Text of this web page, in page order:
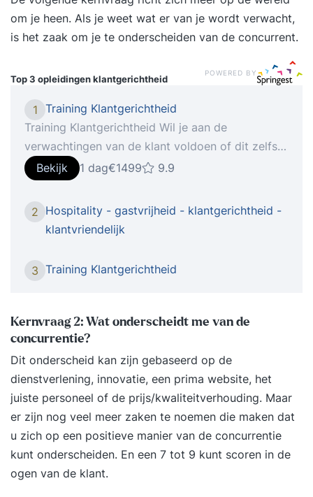
om je heen. Als je weet wat er van je wordt verwacht,
is het zaak om je te onderscheiden van de concurrent.
Top 3 opleidingenklantgerichtheid
POWERED BY
1 Training Klantgerichtheid
Training Klantgerichtheid Wil je aan de
verwachtingen van de klant voldoen of dit zelfs
overtreffen? Heb je veel klantcontact en vind je
het belangrijk een goede indruk achter te laten?
Wil je weten wat klantgericht communiceren
precies is? In deze training staan de wensen van
de klant centraal. Je leert het verschil tussen
aan een klantgerichte houding, uitstraling en
De training klantgericht communiceren is gericht
op personen die direct contact hebben met
klanten en zijn of haar klantgerichtheid
wil verbeteren en naar een hoger niveau wil
brengen. Je leert de verwachtingen van de
klant te overtreffen en je krijgt handvatten voor
het omgaan met lastige klanten. In deze
praktische training leer je daadwerkelijk
klantgericht communiceren en zo een bijdrage te
Bekijk 1 dag€1499 9.9
2 Hospitality - gastvrijheid - klantgerichtheid -
klantvriendelijk
3 Training Klantgerichtheid
Kernvraag 2: Wat onderscheidt me van de
concurrentie?
Dit onderscheid kan zijn gebaseerd op de
dienstverlening, innovatie, een prima website, het
juiste personeel of de prijs/kwaliteitverhouding. Maar
er zijn nog veel meer zaken te noemen die maken dat
u zich op een positieve manier van de concurrentie
kunt onderscheiden. En een 7 tot 9 kunt scoren in de
ogen van de klant.